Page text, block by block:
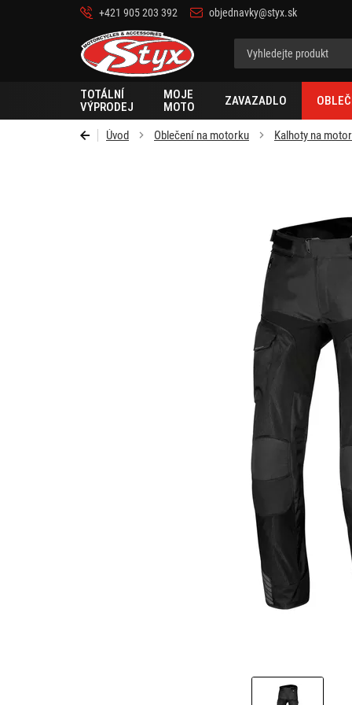
+421 905 203 392 objednavky@styx.sk
Styx-
cz
TOTÁLNÍ
VÝPRODEJ
MOJE
MOTO
ZAVAZADLO
Úvod Oblečení na motorku Kalhoty na